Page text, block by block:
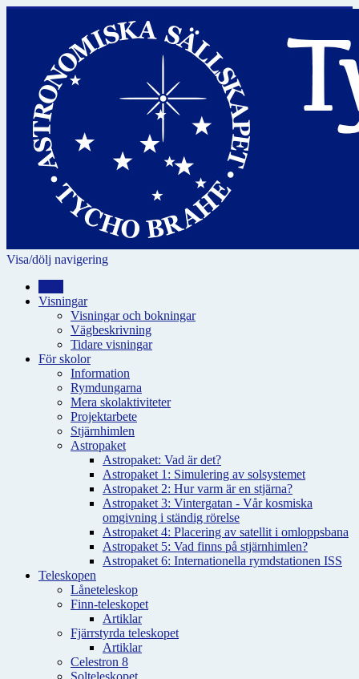
Visa/dölj navigering
Visningar
Visningar och bokningar
Vägbeskrivning
Tidare visningar
För skolor
Information
Rymdungarna
Mera skolaktiviteter
Projektarbete
Stjärnhimlen
Astropaket
Astropaket: Vad är det?
Astropaket 1: Simulering av solsystemet
Astropaket 2: Hur varm är en stjärna?
Astropaket 3: Vintergatan - Vår kosmiska
omgivning i ständig rörelse
Astropaket 4: Placering av satellit i omloppsbana
Astropaket 5: Vad finns på stjärnhimlen?
Astropaket 6: Internationella rymdstationen ISS
Teleskopen
Låneteleskop
Finn-teleskopet
Artiklar
Fjärrstyrda teleskopet
Artiklar
Celestron 8
Solteleskopet